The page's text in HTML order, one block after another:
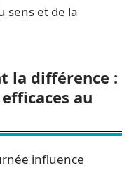
sens et de la
la différence :
au
influence